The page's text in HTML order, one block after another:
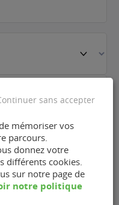
mémoriser vos
parcours.
donnez votre
différents cookies.
sur notre page de
notre politique
sans accepter